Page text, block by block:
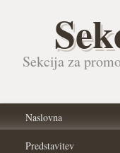
Sekcija za
Naslovna
Predstavitev